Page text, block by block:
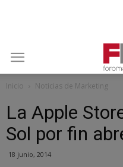
Inicio Noticias de Marketing
La Apple
Sol por fin
18 junio, 2014